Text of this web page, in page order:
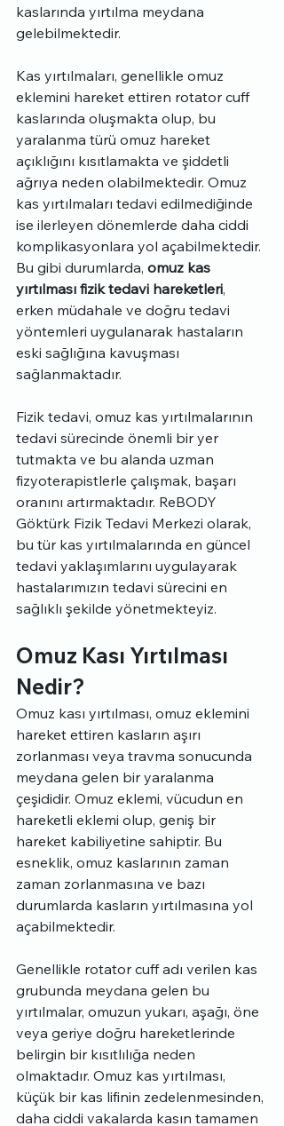
kaslarında yırtılma meydana
gelebilmektedir.
Kas yırtılmaları, genellikle omuz
eklemini hareket ettiren rotator cuff
kaslarında oluşmakta olup, bu
yaralanma türü omuz hareket
açıklığını kısıtlamakta ve şiddetli
ağrıya neden olabilmektedir. Omuz
kas yırtılmaları tedavi edilmediğinde
ise ilerleyen dönemlerde daha ciddi
komplikasyonlara yol açabilmektedir.
Bu gibi durumlarda, omuz kas
yırtılması fizik tedavi hareketleri,
erken müdahale ve doğru tedavi
yöntemleri uygulanarak hastaların
eski sağlığına kavuşması
sağlanmaktadır.
Fizik tedavi, omuz kas yırtılmalarının
tedavi sürecinde önemli bir yer
tutmakta ve bu alanda uzman
fizyoterapistlerle çalışmak, başarı
oranını artırmaktadır. ReBODY
Göktürk Fizik Tedavi Merkezi olarak,
bu tür kas yırtılmalarında en güncel
tedavi yaklaşımlarını uygulayarak
hastalarımızın tedavi sürecini en
sağlıklı şekilde yönetmekteyiz.
Omuz Kası Yırtılması
Nedir?
Omuz kası yırtılması, omuz eklemini
hareket ettiren kasların aşırı
zorlanması veya travma sonucunda
meydana gelen bir yaralanma
çeşididir. Omuz eklemi, vücudun en
hareketli eklemi olup, geniş bir
hareket kabiliyetine sahiptir. Bu
esneklik, omuz kaslarının zaman
zaman zorlanmasına ve bazı
durumlarda kasların yırtılmasına yol
açabilmektedir.
Genellikle rotator cuff adı verilen kas
grubunda meydana gelen bu
yırtılmalar, omuzun yukarı, aşağı, öne
veya geriye doğru hareketlerinde
belirgin bir kısıtlılığa neden
olmaktadır. Omuz kas yırtılması,
küçük bir kas lifinin zedelenmesinden,
daha ciddi vakalarda kasın tamamen